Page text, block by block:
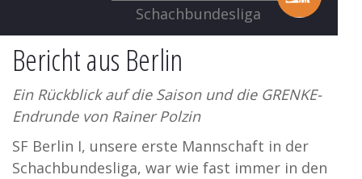
Schachbundesliga
Bericht aus Berlin
Ein Rückblick auf die Saison und die GRENKE-
Endrunde von Rainer Polzin
SF Berlin I, unsere erste Mannschaft in der
Schachbundesliga, war wie fast immer in den